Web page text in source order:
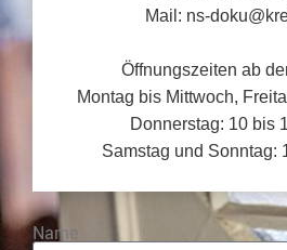
Mail: ns-
Öffnungszeiten ab
Montag bis Mittwoch,
Donnerstag: 10 bis
Samstag und Sonntag:
Name